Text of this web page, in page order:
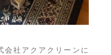
会社アクアクリーンに